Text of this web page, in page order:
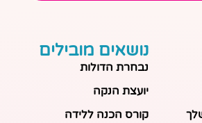
נושאים מובילים
נבחרת הדולות
יועצת הנקה
קורס הכנה ללידה